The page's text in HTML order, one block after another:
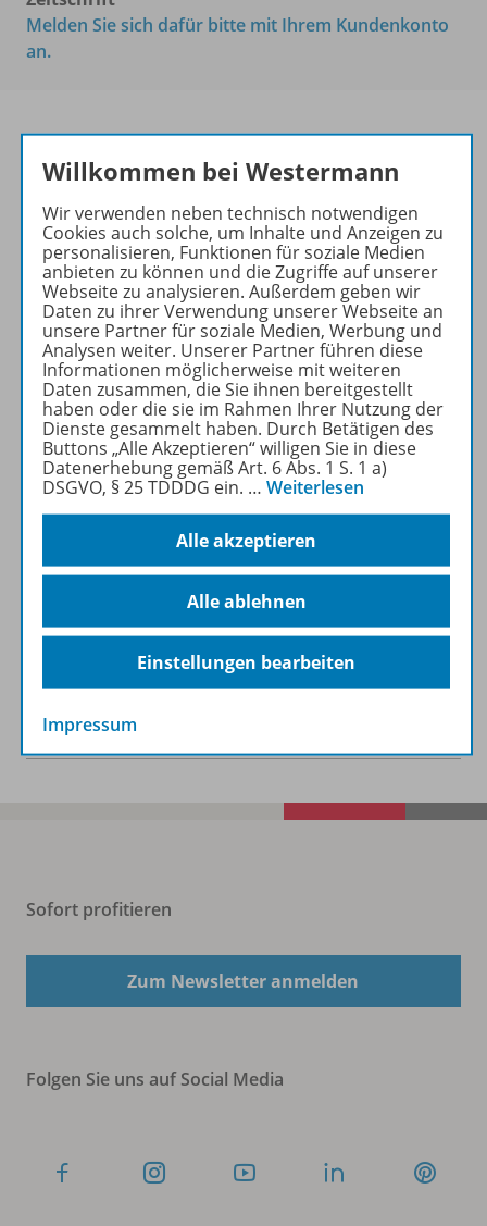
Melden Sie sich dafür bitte mit Ihrem Kundenkonto
an.
PRAXIS
Ihr Wegweiser zu den
wichtigsten Seiten:
zu den Abo-Angeboten
zum Zeitschriftenkiosk
zum Online-Archiv
Mehr zur Zeitschrift
Informationen
Beschreibung
Spar-Pakete
Sofort profitieren
Zum Newsletter anmelden
Folgen Sie uns auf Social Media
Willkommen bei Westermann
Wir verwenden neben technisch notwendigen
Cookies auch solche, um Inhalte und Anzeigen zu
personalisieren, Funktionen für soziale Medien
anbieten zu können und die Zugriffe auf unserer
Webseite zu analysieren. Außerdem geben wir
Daten zu ihrer Verwendung unserer Webseite an
unsere Partner für soziale Medien, Werbung und
Analysen weiter. Unserer Partner führen diese
Informationen möglicherweise mit weiteren
Daten zusammen, die Sie ihnen bereitgestellt
haben oder die sie im Rahmen Ihrer Nutzung der
Dienste gesammelt haben. Durch Betätigen des
Buttons „Alle Akzeptieren“ willigen Sie in diese
Datenerhebung gemäß Art. 6 Abs. 1 S. 1 a)
DSGVO, § 25 TDDDG ein. … Weiterlesen
Alle akzeptieren
Alle ablehnen
Einstellungen bearbeiten
Impressum